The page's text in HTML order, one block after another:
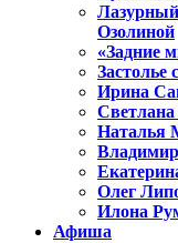
Лазурный
Озолиной
«Задние
Ирина
Наталья
Олег
Илона
Афиша